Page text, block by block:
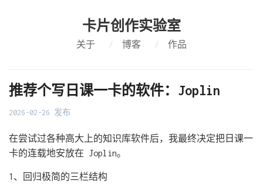
卡片创作实验室
关于 / 博客 / 作品
推荐个写日课一卡的软件：Joplin
2026-02-26 发布
在尝试过各种高大上的知识库软件后，我最终决定把日课一
卡的连载地安放在 Joplin。
1、回归极简的三栏结构